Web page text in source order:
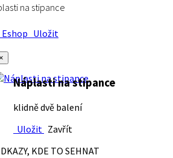
na stipance
Uložit
Náplasti na stipance
klidně dvě balení
Uložit Zavřít
KDE TO SEHNAT